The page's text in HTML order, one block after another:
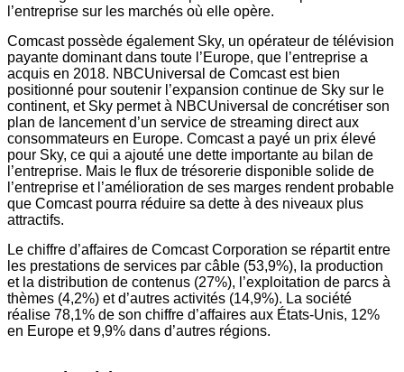
l’entreprise sur les marchés où elle opère.
Comcast possède également Sky, un opérateur de télévision
payante dominant dans toute l’Europe, que l’entreprise a
acquis en 2018. NBCUniversal de Comcast est bien
positionné pour soutenir l’expansion continue de Sky sur le
continent, et Sky permet à NBCUniversal de concrétiser son
plan de lancement d’un service de streaming direct aux
consommateurs en Europe. Comcast a payé un prix élevé
pour Sky, ce qui a ajouté une dette importante au bilan de
l’entreprise. Mais le flux de trésorerie disponible solide de
l’entreprise et l’amélioration de ses marges rendent probable
que Comcast pourra réduire sa dette à des niveaux plus
attractifs.
Le chiffre d’affaires de Comcast Corporation se répartit entre
les prestations de services par câble (53,9%), la production
et la distribution de contenus (27%), l’exploitation de parcs à
thèmes (4,2%) et d’autres activités (14,9%). La société
réalise 78,1% de son chiffre d’affaires aux États-Unis, 12%
en Europe et 9,9% dans d’autres régions.